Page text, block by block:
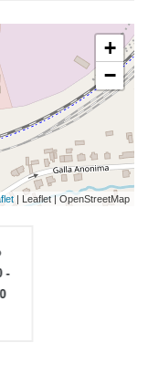
+
−
| Leaflet | OpenStreetMap
-